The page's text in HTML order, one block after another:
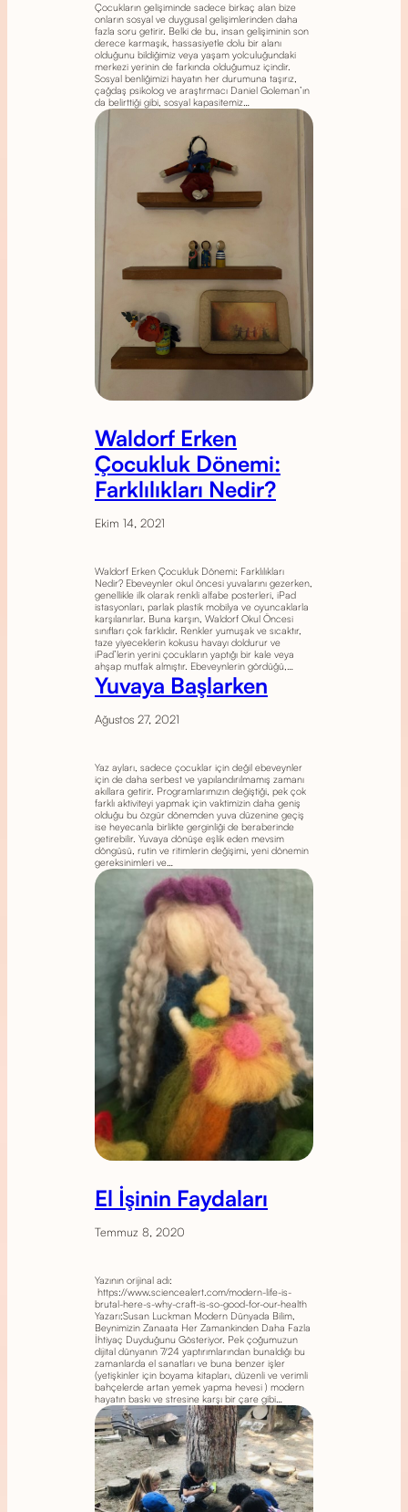
Çocukların gelişiminde sadece birkaç alan bize
onların sosyal ve duygusal gelişimlerinden daha
fazla soru getirir. Belki de bu, insan gelişiminin son
derece karmaşık, hassasiyetle dolu bir alanı
olduğunu bildiğimiz veya yaşam yolculuğundaki
merkezi yerinin de farkında olduğumuz içindir.
Sosyal benliğimizi hayatın her durumuna taşırız,
çağdaş psikolog ve araştırmacı Daniel Goleman’ın
da belirttiği gibi, sosyal kapasitemiz…
Waldorf Erken
Çocukluk Dönemi:
Farklılıkları Nedir?
Ekim 14, 2021
Waldorf Erken Çocukluk Dönemi: Farklılıkları
Nedir? Ebeveynler okul öncesi yuvalarını gezerken,
genellikle ilk olarak renkli alfabe posterleri, iPad
istasyonları, parlak plastik mobilya ve oyuncaklarla
karşılanırlar. Buna karşın, Waldorf Okul Öncesi
sınıfları çok farklıdır. Renkler yumuşak ve sıcaktır,
taze yiyeceklerin kokusu havayı doldurur ve
iPad’lerin yerini çocukların yaptığı bir kale veya
ahşap mutfak almıştır. Ebeveynlerin gördüğü,…
Yuvaya Başlarken
Ağustos 27, 2021
Yaz ayları, sadece çocuklar için değil ebeveynler
için de daha serbest ve yapılandırılmamış zamanı
akıllara getirir. Programlarımızın değiştiği, pek çok
farklı aktiviteyi yapmak için vaktimizin daha geniş
olduğu bu özgür dönemden yuva düzenine geçiş
ise heyecanla birlikte gerginliği de beraberinde
getirebilir. Yuvaya dönüşe eşlik eden mevsim
döngüsü, rutin ve ritimlerin değişimi, yeni dönemin
gereksinimleri ve…
El İşinin Faydaları
Temmuz 8, 2020
Yazının orijinal adı:
https://www.sciencealert.com/modern-life-is-
brutal-here-s-why-craft-is-so-good-for-our-health
Yazarı:Susan Luckman Modern Dünyada Bilim,
Beynimizin Zanaata Her Zamankinden Daha Fazla
İhtiyaç Duyduğunu Gösteriyor. Pek çoğumuzun
dijital dünyanın 7/24 yaptırımlarından bunaldığı bu
zamanlarda el sanatları ve buna benzer işler
(yetişkinler için boyama kitapları, düzenli ve verimli
bahçelerde artan yemek yapma hevesi ) modern
hayatın baskı ve stresine karşı bir çare gibi…